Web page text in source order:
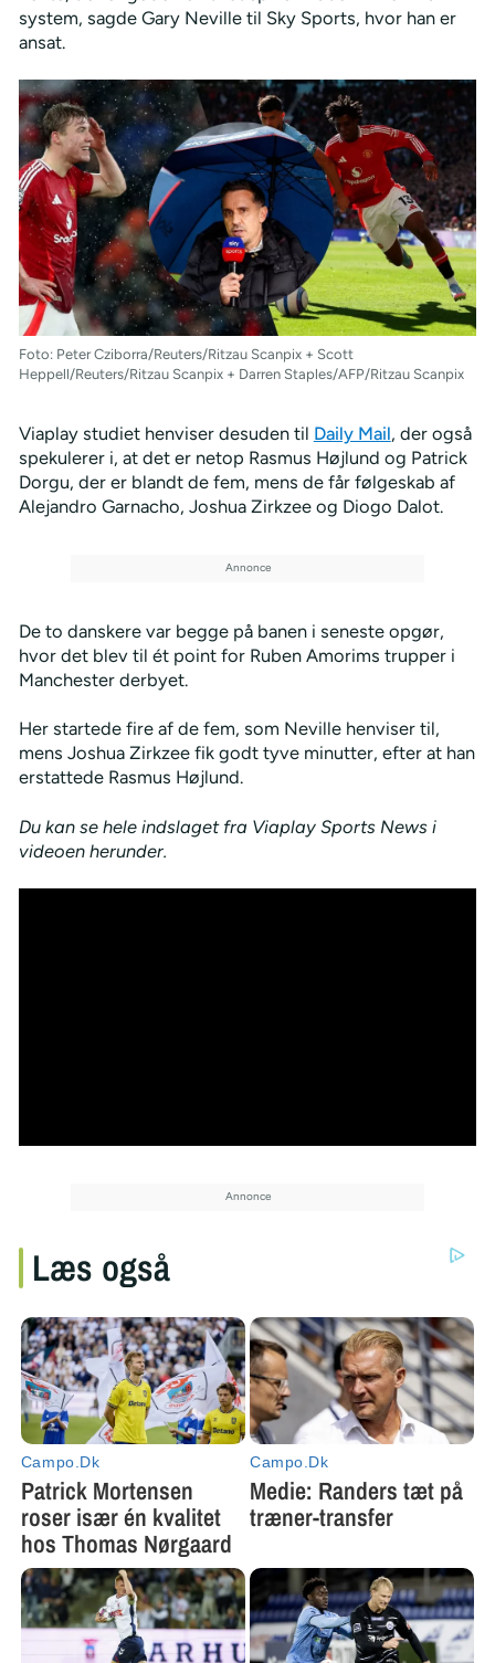
system, sagde Gary Neville til Sky Sports, hvor han er
ansat.
Foto: Peter Cziborra/Reuters/Ritzau Scanpix + Scott
Heppell/Reuters/Ritzau Scanpix + Darren Staples/AFP/Ritzau Scanpix
Viaplay studiet henviser desuden til Daily Mail, der også
spekulerer i, at det er netop Rasmus Højlund og Patrick
Dorgu, der er blandt de fem, mens de får følgeskab af
Alejandro Garnacho, Joshua Zirkzee og Diogo Dalot.
De to danskere var begge på banen i seneste opgør,
hvor det blev til ét point for Ruben Amorims trupper i
Manchester derbyet.
Her startede fire af de fem, som Neville henviser til,
mens Joshua Zirkzee fik godt tyve minutter, efter at han
erstattede Rasmus Højlund.
Du kan se hele indslaget fra Viaplay Sports News i
videoen herunder.